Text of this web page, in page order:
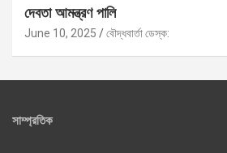
দেবতা আমন্ত্রণ পালি
June 10, 2025 বৌদ্ধবার্তা ডেস্ক:
সাম্প্রতিক